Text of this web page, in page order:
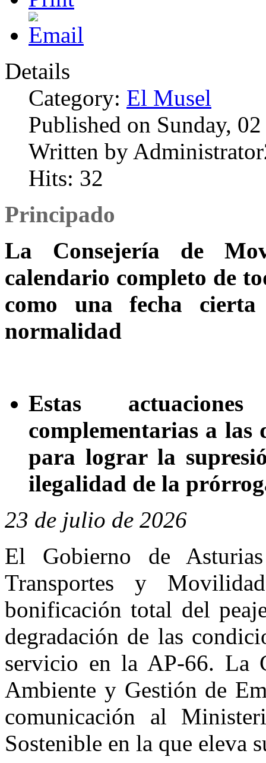
Details
Category: El Musel
Published on Sunday,
Written by
Hits: 32
Principado
La Consejería de
calendario completo de
como una fecha
normalidad
Estas
complementarias a
para lograr la
ilegalidad de la
23 de julio de 2026
El Gobierno de
Transportes y
bonificación total del
degradación de las
servicio en la AP-66. La
Ambiente y Gestión de
comunicación al
Sostenible en la que eleva